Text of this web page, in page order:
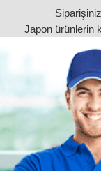
Japon ürünlerin